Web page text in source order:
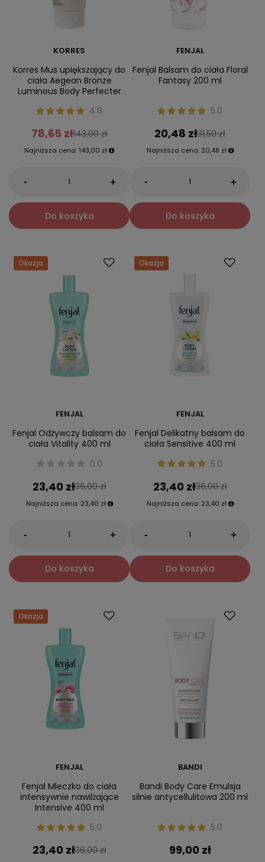
KORRES
Korres Mus upiększający do
ciała Aegean Bronze
Luminous Body Perfecter
4.8
78,65 zł143,00 zł
Najniższa cena: 143,00 zł
- +
Do koszyka
FENJAL
Fenjal Balsam do ciała Floral
Fantasy 200 ml
5.0
20,48 zł31,50 zł
Najniższa cena: 20,48 zł
- +
Do koszyka
Okazja
FENJAL
Fenjal Odżywczy balsam do
ciała Vitality 400 ml
0.0
23,40 zł36,00 zł
Najniższa cena: 23,40 zł
- +
Do koszyka
Okazja
FENJAL
Fenjal Delikatny balsam do
ciała Sensitive 400 ml
5.0
23,40 zł36,00 zł
Najniższa cena: 23,40 zł
- +
Do koszyka
Okazja
FENJAL
Fenjal Mleczko do ciała
intensywnie nawilżające
Intensive 400 ml
5.0
23,40 zł36,00 zł
BANDI
Bandi Body Care Emulsja
silnie antycellulitowa 200 ml
5.0
99,00 zł